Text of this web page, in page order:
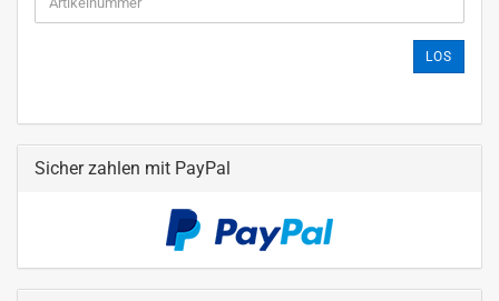
LOS
Sicher zahlen mit PayPal